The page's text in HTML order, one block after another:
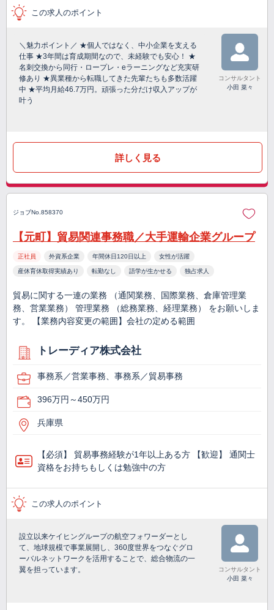
この求人のポイント
＼魅力ポイント／ ★個人ではなく、中小企業を支える
仕事 ★3年間は育成期間なので、未経験でも安心！ ★
名刺交換から同行・ロープレ・eラーニングなど充実研
修あり ★異業種から転職してきた先輩たちも多数活躍
中 ★平均月給46.7万円。頑張った分だけ収入アップが
叶う
コンサルタント
小田 菜々
詳しく見る
ジョブNo.858370
【元町】貿易関連事務職／大手運輸企業グループ
正社員 外資系企業 年間休日120日以上 女性が活躍
産休育休取得実績あり 転勤なし 語学が生かせる 独占求人
貿易に関する一連の業務 （通関業務、国際業務、倉庫管理業
務、営業業務） 管理業務 （総務業務、経理業務） をお願いしま
す。 【業務内容変更の範囲】会社の定める範囲
トレーディア株式会社
事務系／営業事務、事務系／貿易事務
396万円～450万円
兵庫県
【必須】 貿易事務経験が1年以上ある方 【歓迎】 通関士
資格をお持ちもしくは勉強中の方
この求人のポイント
設立以来ケイヒングループの航空フォワーダーとし
て、地球規模で事業展開し、360度世界をつなぐグロ
ーバルネットワークを活用することで、総合物流の一
翼を担っています。
コンサルタント
小田 菜々